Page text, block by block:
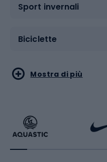
Sport invernali
Biciclette
Sport acquatici
Bikepacking
Sport di arti marziali
Sport con le racchette
Mostra di più